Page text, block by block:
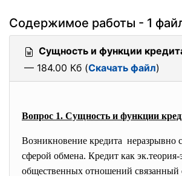
Содержимое работы - 1
Сущность и функции
— 184.00 Кб (Скачать файл)
Вопрос 1. Сущность и функции
Возникновение кредита неразрывно
сферой обмена. Кредит как эк.теория-
общественных отношений связанный